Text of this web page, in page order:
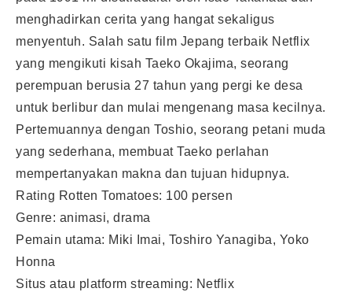
menghadirkan cerita yang hangat sekaligus
menyentuh. Salah satu film Jepang terbaik Netflix
yang mengikuti kisah Taeko Okajima, seorang
perempuan berusia 27 tahun yang pergi ke desa
untuk berlibur dan mulai mengenang masa kecilnya.
Pertemuannya dengan Toshio, seorang petani muda
yang sederhana, membuat Taeko perlahan
mempertanyakan makna dan tujuan hidupnya.
Rating Rotten Tomatoes: 100 persen
Genre: animasi, drama
Pemain utama: Miki Imai, Toshiro Yanagiba, Yoko
Honna
Situs atau platform streaming: Netflix